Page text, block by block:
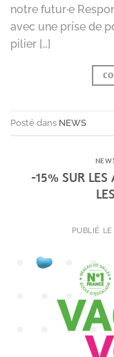
notre futur·e
avec une prise de
pilier […]
Posté dans NEWS
-15% SUR LES
PUBLIÉ